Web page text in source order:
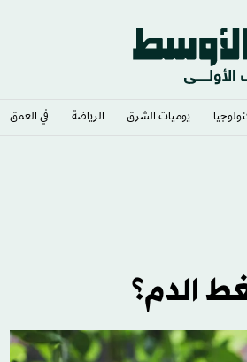
يوميات الشرق​ الرياضة في العمق
الدم؟